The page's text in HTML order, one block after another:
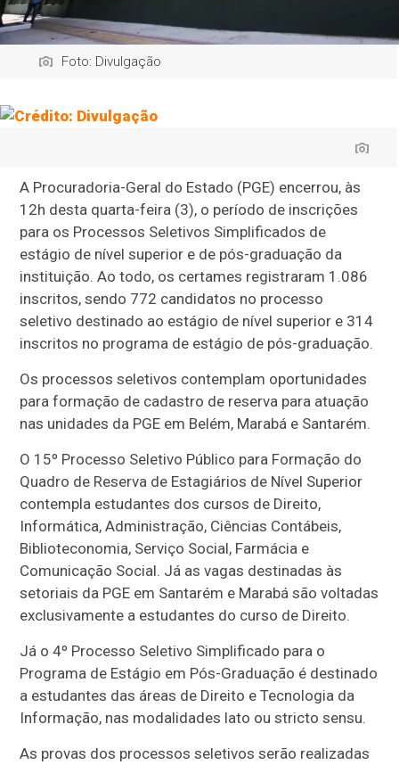
Foto: Divulgação
A Procuradoria-Geral do Estado (PGE) encerrou, às
12h desta quarta-feira (3), o período de inscrições
para os Processos Seletivos Simplificados de
estágio de nível superior e de pós-graduação da
instituição. Ao todo, os certames registraram 1.086
inscritos, sendo 772 candidatos no processo
seletivo destinado ao estágio de nível superior e 314
inscritos no programa de estágio de pós-graduação.
Os processos seletivos contemplam oportunidades
para formação de cadastro de reserva para atuação
nas unidades da PGE em Belém, Marabá e Santarém.
O 15º Processo Seletivo Público para Formação do
Quadro de Reserva de Estagiários de Nível Superior
contempla estudantes dos cursos de Direito,
Informática, Administração, Ciências Contábeis,
Biblioteconomia, Serviço Social, Farmácia e
Comunicação Social. Já as vagas destinadas às
setoriais da PGE em Santarém e Marabá são voltadas
exclusivamente a estudantes do curso de Direito.
Já o 4º Processo Seletivo Simplificado para o
Programa de Estágio em Pós-Graduação é destinado
a estudantes das áreas de Direito e Tecnologia da
Informação, nas modalidades lato ou stricto sensu.
As provas dos processos seletivos serão realizadas